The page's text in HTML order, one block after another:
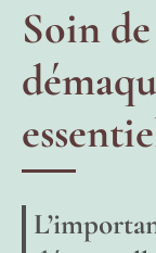
Soin